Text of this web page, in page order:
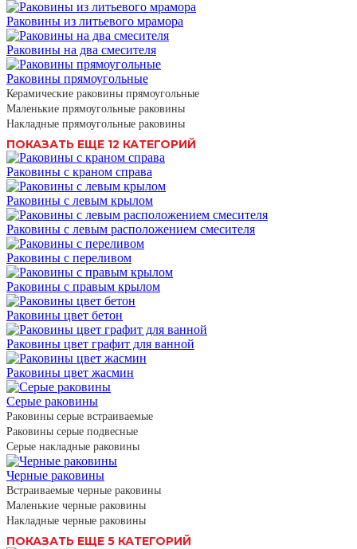
Раковины из литьевого мрамора
Раковины на два смесителя
Раковины прямоугольные
Керамические раковины прямоугольные
Маленькие прямоугольные раковины
Накладные прямоугольные раковины
ПОКАЗАТЬ ЕЩЕ 12 КАТЕГОРИЙ
Раковины с краном справа
Раковины с левым крылом
Раковины с левым расположением смесителя
Раковины с переливом
Раковины с правым крылом
Раковины цвет бетон
Раковины цвет графит для ванной
Раковины цвет жасмин
Серые раковины
Раковины серые встраиваемые
Раковины серые подвесные
Серые накладные раковины
Черные раковины
Встраиваемые черные раковины
Маленькие черные раковины
Накладные черные раковины
ПОКАЗАТЬ ЕЩЕ 5 КАТЕГОРИЙ